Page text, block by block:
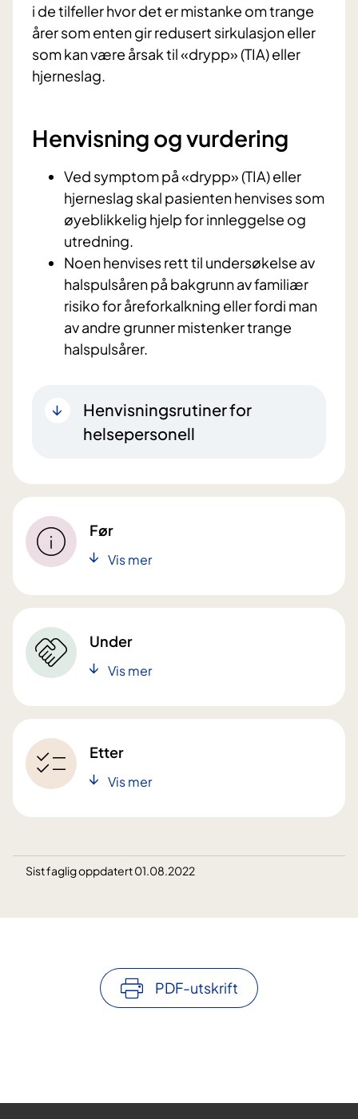
i de tilfeller hvor det er mistanke om trange
årer som enten gir redusert sirkulasjon eller
som kan være årsak til «drypp» (TIA) eller
hjerneslag.
Henvisning og vurdering
Ved symptom på «drypp» (TIA) eller
hjerneslag skal pasienten henvises som
øyeblikkelig hjelp for innleggelse og
utredning.
Noen henvises rett til undersøkelse av
halspulsåren på bakgrunn av familiær
risiko for åreforkalkning eller fordi man
av andre grunner mistenker trange
halspulsårer.
Henvisningsrutiner for
helsepersonell
Før
Vis mer
Under
Vis mer
Etter
Vis mer
Sist faglig oppdatert 01.08.2022
PDF-utskrift